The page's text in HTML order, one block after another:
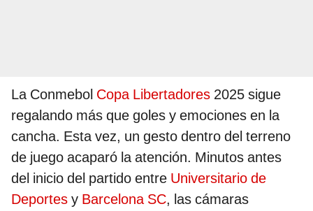
La Conmebol Copa Libertadores 2025 sigue
regalando más que goles y emociones en la
cancha. Esta vez, un gesto dentro del terreno
de juego acaparó la atención. Minutos antes
del inicio del partido entre Universitario de
Deportes y Barcelona SC, las cámaras